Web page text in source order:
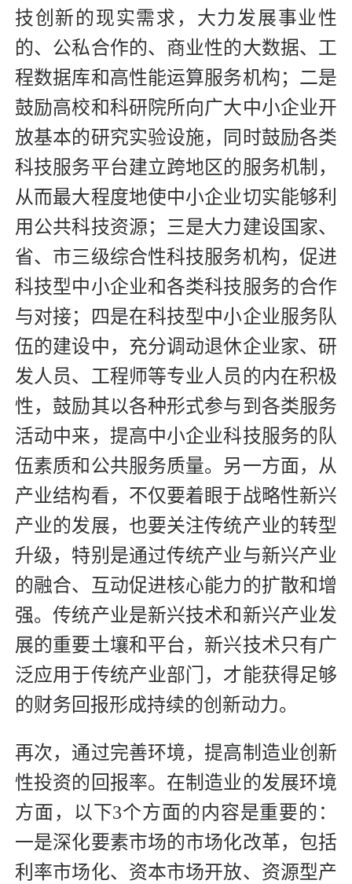
技创新的现实需求，大力发展事业性
的、公私合作的、商业性的大数据、工
程数据库和高性能运算服务机构；二是
鼓励高校和科研院所向广大中小企业开
放基本的研究实验设施，同时鼓励各类
科技服务平台建立跨地区的服务机制，
从而最大程度地使中小企业切实能够利
用公共科技资源；三是大力建设国家、
省、市三级综合性科技服务机构，促进
科技型中小企业和各类科技服务的合作
与对接；四是在科技型中小企业服务队
伍的建设中，充分调动退休企业家、研
发人员、工程师等专业人员的内在积极
性，鼓励其以各种形式参与到各类服务
活动中来，提高中小企业科技服务的队
伍素质和公共服务质量。另一方面，从
产业结构看，不仅要着眼于战略性新兴
产业的发展，也要关注传统产业的转型
升级，特别是通过传统产业与新兴产业
的融合、互动促进核心能力的扩散和增
强。传统产业是新兴技术和新兴产业发
展的重要土壤和平台，新兴技术只有广
泛应用于传统产业部门，才能获得足够
的财务回报形成持续的创新动力。
再次，通过完善环境，提高制造业创新
性投资的回报率。在制造业的发展环境
方面，以下3个方面的内容是重要的：
一是深化要素市场的市场化改革，包括
利率市场化、资本市场开放、资源型产